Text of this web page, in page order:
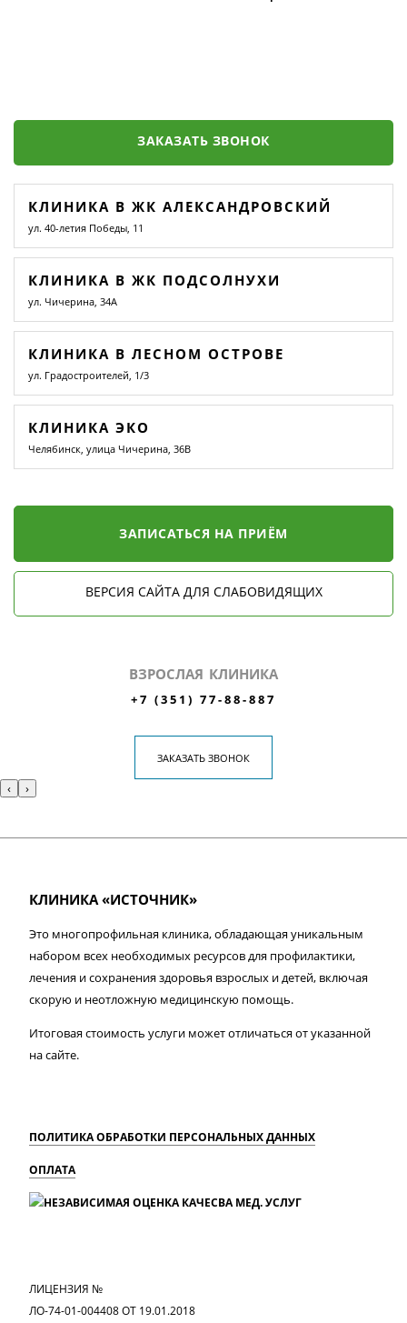
ЗАКАЗАТЬ ЗВОНОК
КЛИНИКА В ЖК АЛЕКСАНДРОВСКИЙ
ул. 40-летия Победы, 11
КЛИНИКА В ЖК ПОДСОЛНУХИ
ул. Чичерина, 34А
КЛИНИКА В ЛЕСНОМ ОСТРОВЕ
ул. Градостроителей, 1/3
КЛИНИКА ЭКО
Челябинск, улица Чичерина, 36В
ЗАПИСАТЬСЯ НА ПРИЁМ
ВЕРСИЯ САЙТА ДЛЯ СЛАБОВИДЯЩИХ
ВЗРОСЛАЯ КЛИНИКА
+7 (351) 77-88-887
ЗАКАЗАТЬ ЗВОНОК
‹ ›
КЛИНИКА «ИСТОЧНИК»
Это многопрофильная клиника, обладающая уникальным
набором всех необходимых ресурсов для профилактики,
лечения и сохранения здоровья взрослых и детей, включая
скорую и неотложную медицинскую помощь.
Итоговая стоимость услуги может отличаться от указанной
на сайте.
ПОЛИТИКА ОБРАБОТКИ ПЕРСОНАЛЬНЫХ ДАННЫХ
ОПЛАТА
ЛИЦЕНЗИЯ №
ЛО-74-01-004408 ОТ 19.01.2018